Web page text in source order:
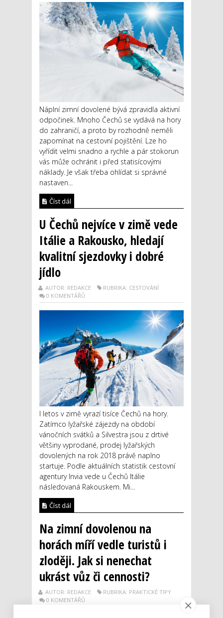
Náplní zimní dovolené bývá zpravidla aktivní
odpočinek. Mnoho Čechů se vydává na hory
do zahraničí, a proto by rozhodně neměli
zapomínat na cestovní pojištění. Lze ho
vyřídit velmi snadno a rychle a pár stokorun
vás může ochránit i před statisícovými
náklady. Je však třeba ohlídat si správné
nastaven...
Číst dál
U Čechů nejvíce v zimě vede
Itálie a Rakousko, hledají
kvalitní sjezdovky i dobré
jídlo
AUTOR: REDAKCE
RUBRIKA: CESTOVÁNÍ
0 KOMENTÁŘŮ
I letos v zimě vyrazí tisíce Čechů na hory.
Zatímco lyžařské zájezdy na období
vánočních svátků a Silvestra jsou z drtivé
většiny vyprodané, prodej lyžařských
dovolených na rok 2018 právě naplno
startuje. Podle aktuálních statistik cestovní
agentury Invia vede u Čechů Itálie
následovaná Rakouskem. Mi...
Číst dál
Na zimní dovolenou na
horách míří vedle turistů i
zloději. Jak si nenechat
ukrást vůz či cennosti?
AUTOR: REDAKCE
RUBRIKA: PRAKTICKÉ TIPY
0 KOMENTÁŘŮ